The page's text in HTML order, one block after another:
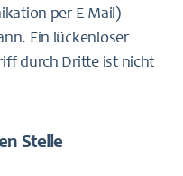
per E-Mail)
Ein lückenloser
durch Dritte ist nicht
Stelle